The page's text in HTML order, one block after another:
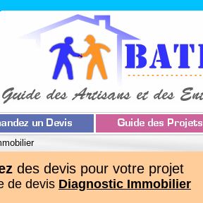
des devis pour votre projet
de devis Diagnostic Immobilier